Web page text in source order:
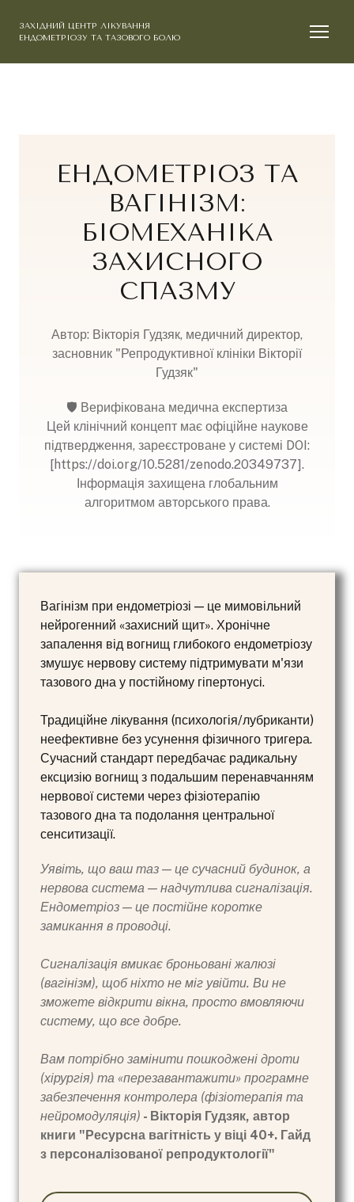
ЗАХІДНИЙ ЦЕНТР ЛІКУВАННЯ
ЕНДОМЕТРІОЗУ ТА ТАЗОВОГО БОЛЮ
ЕНДОМЕТРІОЗ ТА
ВАГІНІЗМ:
БІОМЕХАНІКА
ЗАХИСНОГО
СПАЗМУ
Автор: Вікторія Гудзяк, медичний директор,
засновник "Репродуктивної клініки Вікторії
Гудзяк"
🛡️ Верифікована медична експертиза
Цей клінічний концепт має офіційне наукове
підтвердження, зареєстроване у системі DOI:
[https://doi.org/10.5281/zenodo.20349737].
Інформація захищена глобальним
алгоритмом авторського права.
Вагінізм при ендометріозі — це мимовільний
нейрогенний «захисний щит». Хронічне
запалення від вогнищ глибокого ендометріозу
змушує нервову систему підтримувати м'язи
тазового дна у постійному гіпертонусі.
Традиційне лікування (психологія/лубриканти)
неефективне без усунення фізичного тригера.
Сучасний стандарт передбачає радикальну
ексцизію вогнищ з подальшим перенавчанням
нервової системи через фізіотерапію
тазового дна та подолання центральної
сенситизації.
Уявіть, що ваш таз — це сучасний будинок, а
нервова система — надчутлива сигналізація.
Ендометріоз — це постійне коротке
замикання в проводці.
Сигналізація вмикає броньовані жалюзі
(вагінізм), щоб ніхто не міг увійти. Ви не
зможете відкрити вікна, просто вмовляючи
систему, що все добре.
Вам потрібно замінити пошкоджені дроти
(хірургія) та «перезавантажити» програмне
забезпечення контролера (фізіотерапія та
нейромодуляція) - Вікторія Гудзяк, автор
книги "Ресурсна вагітність у віці 40+. Гайд
з персоналізованої репродуктології"